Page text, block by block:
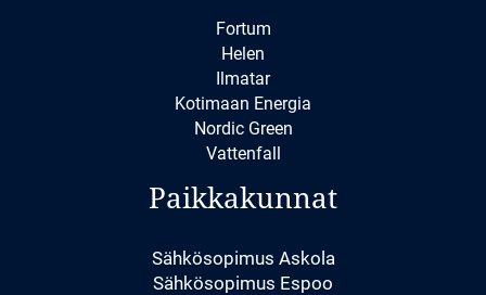
Fortum
Helen
Ilmatar
Kotimaan Energia
Nordic Green
Vattenfall
Paikkakunnat
Sähkösopimus Askola
Sähkösopimus Espoo